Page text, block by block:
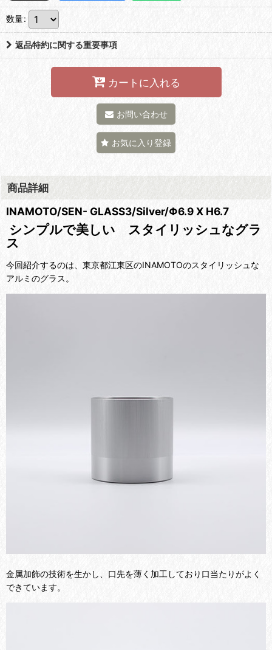
数量:
返品特約に関する重要事項
カートに入れる
お問い合わせ
お気に入り登録
商品詳細
INAMOTO/SEN- GLASS3/Silver/Φ6.9 X H6.7
シンプルで美しい スタイリッシュなグラ
ス
今回紹介するのは、東京都江東区のINAMOTOのスタイリッシュな
アルミのグラス。
金属加飾の技術を生かし、口先を薄く加工しており口当たりがよく
できています。